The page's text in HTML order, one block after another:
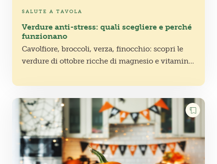
SALUTE A TAVOLA
Verdure anti-stress: quali scegliere e perché
funzionano
Cavolfiore, broccoli, verza, finocchio: scopri le
verdure di ottobre ricche di magnesio e vitamine,
sistema nervoso.